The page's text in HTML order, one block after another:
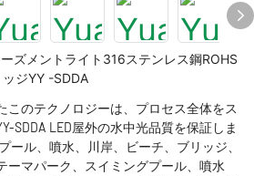
ズメントライト316ステンレス鋼ROHS
ジYY -SDDA
このテクノロジーは、プロセス全体をス
SDDA LED屋外の水中光品質を保証しま
ール、噴水、川岸、ビーチ、ブリッジ、
ーマパーク、スイミングプール、噴水